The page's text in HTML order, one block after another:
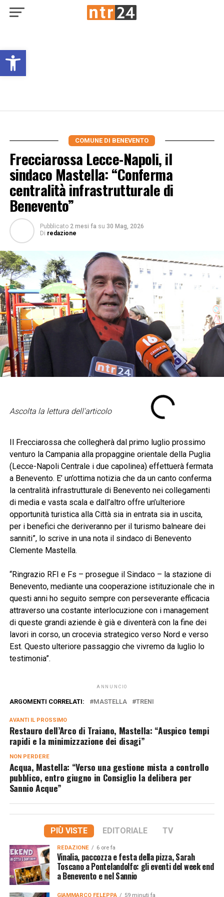
Open toolbar
COMUNE DI BENEVENTO
Frecciarossa Lecce-Napoli, il
sindaco Mastella: “Conferma
centralità infrastrutturale di
Benevento”
Pubblicato 2 mesi fa su 30 Mag, 2026
Di redazione
Ascolta la lettura dell'articolo
Il Frecciarossa che collegherà dal primo luglio prossimo
venturo la Campania alla propaggine orientale della Puglia
(Lecce-Napoli Centrale i due capolinea) effettuerà fermata
a Benevento. E’ un’ottima notizia che da un canto conferma
la centralità infrastrutturale di Benevento nei collegamenti
di media e vasta scala e dall’altro offre un’ulteriore
opportunità turistica alla Città sia in entrata sia in uscita,
per i benefici che deriveranno per il turismo balneare dei
sanniti”, lo scrive in una nota il sindaco di Benevento
Clemente Mastella.
“Ringrazio RFI e Fs – prosegue il Sindaco – la stazione di
Benevento, mediante una cooperazione istituzionale che in
questi anni ho seguito sempre con perseverante efficacia
attraverso una costante interlocuzione con i management
di queste grandi aziende è già e diventerà con la fine dei
lavori in corso, un crocevia strategico verso Nord e verso
Est. Questo ulteriore passaggio che vivremo da luglio lo
testimonia”.
ANNUNCIO
ARGOMENTI CORRELATI: MASTELLA TRENI
AVANTI IL ​​PROSSIMO
Restauro dell’Arco di Traiano, Mastella: “Auspico tempi
rapidi e la minimizzazione dei disagi”
NON PERDERE
Acqua, Mastella: “Verso una gestione mista a controllo
pubblico, entro giugno in Consiglio la delibera per
Sannio Acque”
PIÙ VISTE EDITORIALE TV
REDAZIONE 6 ore fa
Vinalia, paccozza e festa della pizza, Sarah
Toscano a Pontelandolfo: gli eventi del week end
a Benevento e nel Sannio
GIAMMARCO FELEPPA 59 minuti fa